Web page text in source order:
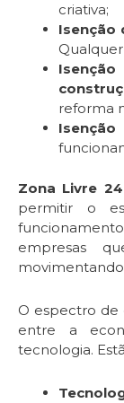
criativa;
Isenção
reforma
Zona Livre
permitir o
empresas
O espectro de
entre a
tecnologia.